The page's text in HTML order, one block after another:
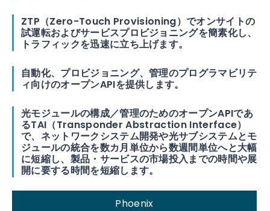
ZTP（Zero-Touch Provisioning）でオンサイトの
試運転およびサービスプロビジョニングを簡素化し、
トラフィックを迅速に立ち上げます。
自動化、プロビジョニング、管理のプログラマビリテ
ィ向けのオープンAPIを提供します。
光モジュールの構成／管理のためのオープンAPIであ
るTAI（Transponder Abstraction Interface）
で、ネットワークシステム開発や光サブシステムとモ
ジュールの統合を数カ月単位から数週間単位へと大幅
に短縮し、製品・サービスの市場投入までの時間や展
開に要する時間を短縮します。
Phoenix